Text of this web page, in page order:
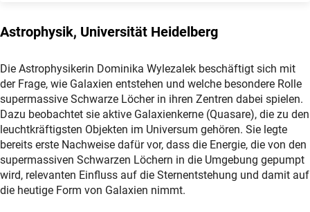
Astrophysik, Universität Heidelberg
Die Astrophysikerin Dominika Wylezalek beschäftigt sich mit
der Frage, wie Galaxien entstehen und welche besondere Rolle
supermassive Schwarze Löcher in ihren Zentren dabei spielen.
Dazu beobachtet sie aktive Galaxienkerne (Quasare), die zu den
leuchtkräftigsten Objekten im Universum gehören. Sie legte
bereits erste Nachweise dafür vor, dass die Energie, die von den
supermassiven Schwarzen Löchern in die Umgebung gepumpt
wird, relevanten Einfluss auf die Sternentstehung und damit auf
die heutige Form von Galaxien nimmt.